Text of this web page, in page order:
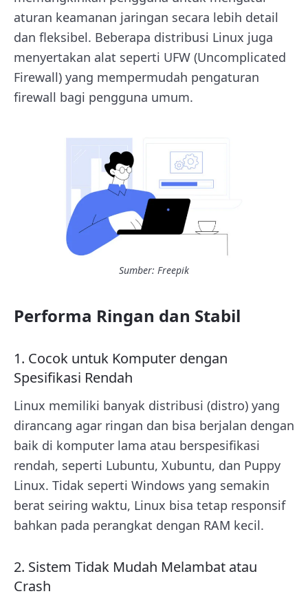
aturan keamanan jaringan secara lebih detail
dan fleksibel. Beberapa distribusi Linux juga
menyertakan alat seperti UFW (Uncomplicated
Firewall) yang mempermudah pengaturan
firewall bagi pengguna umum.
Sumber: Freepik
Performa Ringan dan Stabil
1. Cocok untuk Komputer dengan
Spesifikasi Rendah
Linux memiliki banyak distribusi (distro) yang
dirancang agar ringan dan bisa berjalan dengan
baik di komputer lama atau berspesifikasi
rendah, seperti Lubuntu, Xubuntu, dan Puppy
Linux. Tidak seperti Windows yang semakin
berat seiring waktu, Linux bisa tetap responsif
bahkan pada perangkat dengan RAM kecil.
2. Sistem Tidak Mudah Melambat atau
Crash